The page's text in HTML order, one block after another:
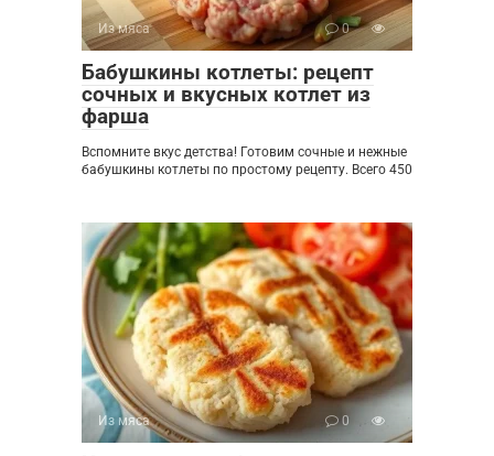
Из мяса 0
Бабушкины котлеты: рецепт
сочных и вкусных котлет из
фарша
Вспомните вкус детства! Готовим сочные и нежные
бабушкины котлеты по простому рецепту. Всего 450
Из мяса 0